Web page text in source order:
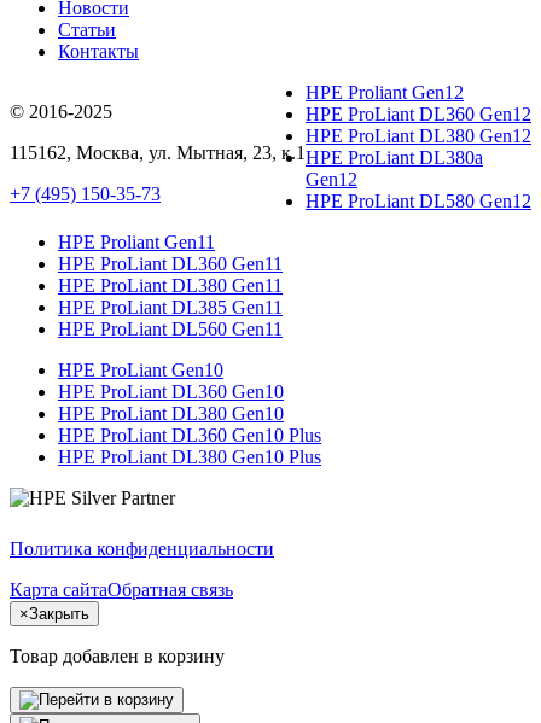
Новости
Статьи
Контакты
© 2016-2025
115162, Москва, ул. Мытная, 23, к.1
+7 (495) 150-35-73
HPE Proliant Gen12
HPE ProLiant DL360 Gen12
HPE ProLiant DL380 Gen12
HPE ProLiant DL380a
Gen12
HPE ProLiant DL580 Gen12
HPE Proliant Gen11
HPE ProLiant DL360 Gen11
HPE ProLiant DL380 Gen11
HPE ProLiant DL385 Gen11
HPE ProLiant DL560 Gen11
HPE ProLiant Gen10
HPE ProLiant DL360 Gen10
HPE ProLiant DL380 Gen10
HPE ProLiant DL360 Gen10 Plus
HPE ProLiant DL380 Gen10 Plus
Политика конфиденциальности
Карта сайтаОбратная связь
×Закрыть
Товар добавлен в корзину